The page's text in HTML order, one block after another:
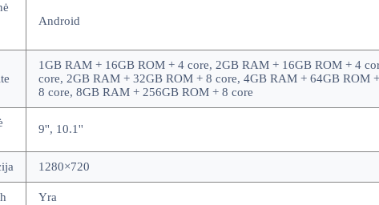
Android
1GB RAM + 16GB ROM + 4 core, 2GB RAM + 16GB ROM + 4
core, 2GB RAM + 32GB ROM + 8 core, 4GB RAM + 64GB ROM
8 core, 8GB RAM + 256GB ROM + 8 core
9'', 10.1''
1280×720
Yra